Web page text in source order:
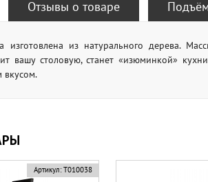
Отзывы о товаре
изготовлена из натурального дерева.
вашу столовую, станет «изюминкой»
вкусом.
Артикул: Т010038